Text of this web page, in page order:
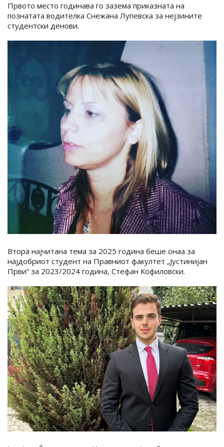
Првото место годинава го зазема приказната на
познатата водителка Снежана Лупевска за нејзините
студентски денови.
Втора најчитана тема за 2025 година беше онаа за
најдобриот студент на Правниот факултет „Јустинијан
Први“ за 2023/2024 година, Стефан Кофиловски.